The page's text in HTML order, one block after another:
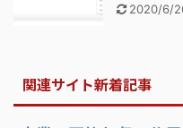
2020/6/
関連サイト新着記事